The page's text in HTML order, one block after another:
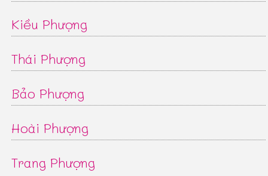
Kiều Phượng
Thái Phượng
Bảo Phượng
Hoài Phượng
Trang Phượng